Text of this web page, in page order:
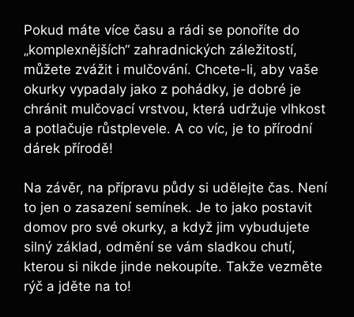
Pokud⁤ máte více času a rádi ‍se ponoříte do
„komplexnějších“ zahradnických záležitostí,⁢
můžete zvážit i mulčování. Chcete-li, aby vaše
okurky vypadaly jako z ⁣pohádky, je dobré je
chránit mulčovací vrstvou,‌ která udržuje vlhkost
a potlačuje růstplevele. A co víc, je to přírodní
dárek přírodě!
Na závěr, na‍ přípravu půdy si ⁤udělejte čas. ​Není
to jen o zasazení semínek. Je to jako postavit
domov pro své okurky, a když jim⁤ vybudujete
silný základ, odmění se vám sladkou chutí,⁤
kterou si nikde​ jinde nekoupíte. ‌Takže vezměte
rýč⁢ a⁤ jděte na to!